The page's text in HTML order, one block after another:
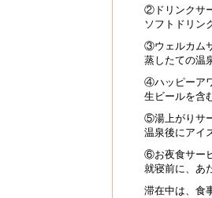
②ドリンクサ
ソフトドリン
③ウェルカム
蒸したての温
④ハッピーア
生ビールを含
⑤湯上がりサ
温泉後にアイ
⑥お夜食サー
就寝前に、あ
滞在中は、食